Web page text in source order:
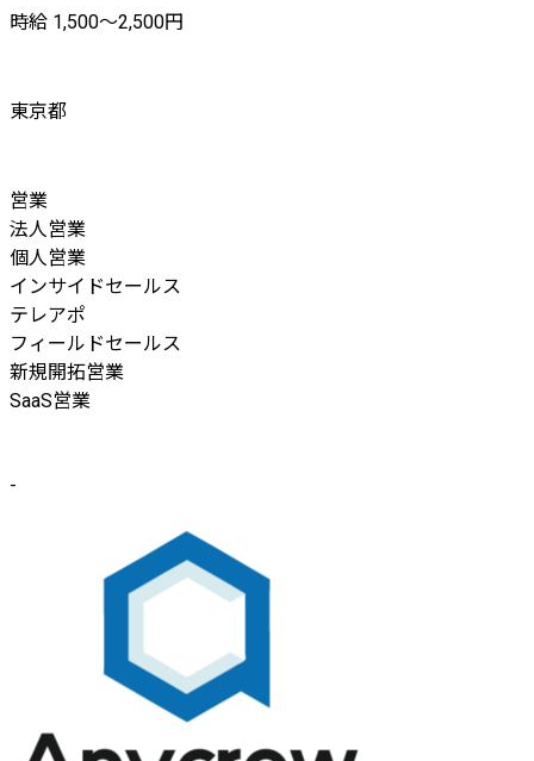
時給 1,500〜2,500円
東京都
営業
法人営業
個人営業
インサイドセールス
テレアポ
フィールドセールス
新規開拓営業
SaaS営業
-